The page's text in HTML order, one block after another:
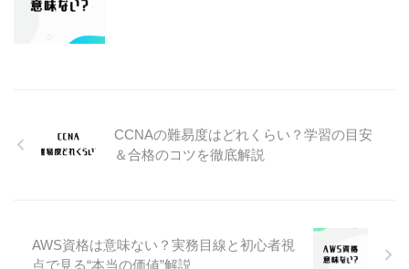
CCNAの難易度はどれくらい？学習の目安
＆合格のコツを徹底解説
AWS資格は意味ない？実務目線と初心者視
点で見る“本当の価値”解説